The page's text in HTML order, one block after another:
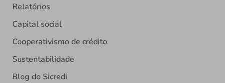
Relatórios
Capital social
Cooperativismo de crédito
Sustentabilidade
Blog do Sicredi